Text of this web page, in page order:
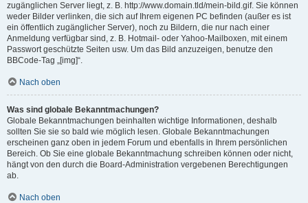
zugänglichen Server liegt, z. B. http://www.domain.tld/mein-bild.gif. Sie können
weder Bilder verlinken, die sich auf Ihrem eigenen PC befinden (außer es ist
ein öffentlich zugänglicher Server), noch zu Bildern, die nur nach einer
Anmeldung verfügbar sind, z. B. Hotmail- oder Yahoo-Mailboxen, mit einem
Passwort geschützte Seiten usw. Um das Bild anzuzeigen, benutze den
BBCode-Tag „[img]“.
Nach oben
Was sind globale Bekanntmachungen?
Globale Bekanntmachungen beinhalten wichtige Informationen, deshalb
sollten Sie sie so bald wie möglich lesen. Globale Bekanntmachungen
erscheinen ganz oben in jedem Forum und ebenfalls in Ihrem persönlichen
Bereich. Ob Sie eine globale Bekanntmachung schreiben können oder nicht,
hängt von den durch die Board-Administration vergebenen Berechtigungen
ab.
Nach oben